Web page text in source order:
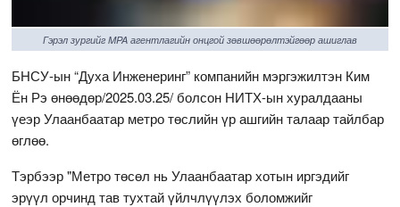
Гэрэл зургийг MPA агентлагийн онцгой зөвшөөрөлтэйгөөр ашиглав
БНСУ-ын “Духа Инженеринг” компанийн мэргэжилтэн Ким
Ён Рэ өнөөдөр/2025.03.25/ болсон НИТХ-ын хуралдааны
үеэр Улаанбаатар метро төслийн үр ашгийн талаар тайлбар
өглөө.
Тэрбээр "Метро төсөл нь Улаанбаатар хотын иргэдийг
эрүүл орчинд тав тухтай үйлчлүүлэх боломжийг